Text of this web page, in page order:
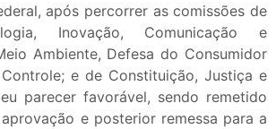
após percorrer as comissões de
Inovação, Comunicação e
Ambiente, Defesa do Consumidor
e de Constituição, Justiça e
parecer favorável, sendo remetido
e posterior remessa para a